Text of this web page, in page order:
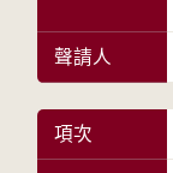
聲請人
項次